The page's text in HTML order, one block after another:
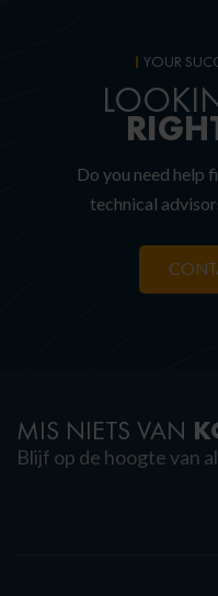
YOUR
Do you need help
technical
MIS NIETS VAN
Blijf op de hoogte van